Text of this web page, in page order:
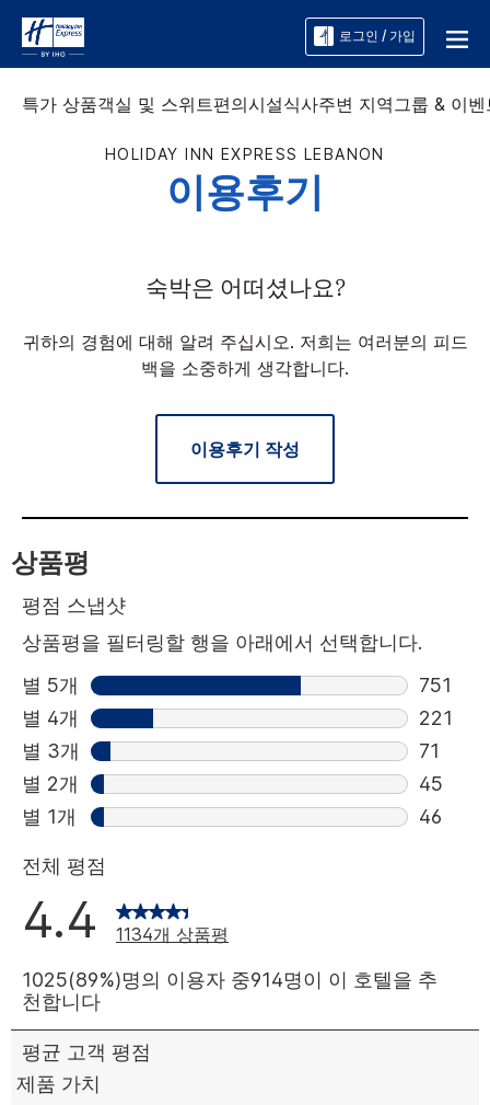
로그인 / 가입
특가 상품객실 및 스위트편의시설식사주변 지역그룹 & 이벤
HOLIDAY INN EXPRESS LEBANON
이용후기
숙박은 어떠셨나요?
귀하의 경험에 대해 알려 주십시오. 저희는 여러분의 피드
백을 소중하게 생각합니다.
이용후기 작성